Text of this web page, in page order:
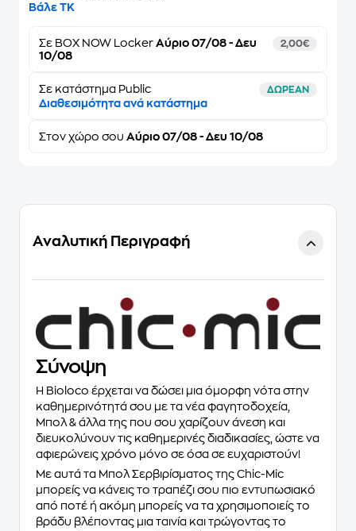
Βάλε ΤΚ
Σε BOX NOW Locker Αύριο 07/08 - Δευ
10/08
2,00€
Σε κατάστημα Public ΔΩΡΕΑΝ
Διαθεσιμότητα ανά κατάστημα
Στον χώρο σου Αύριο 07/08 - Δευ 10/08
Αναλυτική Περιγραφή
Σύνοψη
H Bioloco έρχεται να δώσει μια όμορφη νότα στην
καθημερινότητά σου με τα νέα φαγητοδοχεία,
Μπολ & άλλα της που σου χαρίζουν άνεση και
διευκολύνουν τις καθημερινές διαδικασίες, ώστε να
αφιερώνεις χρόνo μόνο σε όσα σε ευχαριστούν!
Με αυτά τα Μπολ Σερβιρίσματος της Chic-Mic
μπορείς να κάνεις το τραπέζι σου πιο εντυπωσιακό
από ποτέ ή ακόμη μπορείς να τα χρησιμοποιείς το
βράδυ βλέποντας μια ταινία και τρώγοντας το